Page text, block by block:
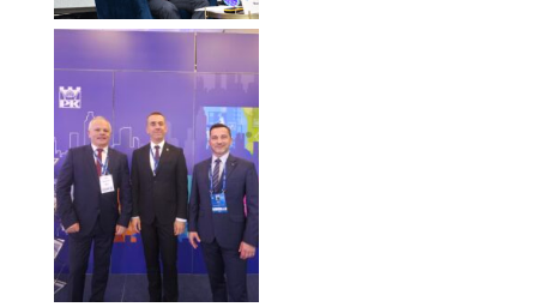
Forum Ekonomiczne
2025